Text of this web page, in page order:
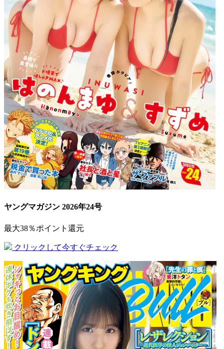
ヤングマガジン 2026年24号
最大38％ポイント還元
クリックして今すぐチェック